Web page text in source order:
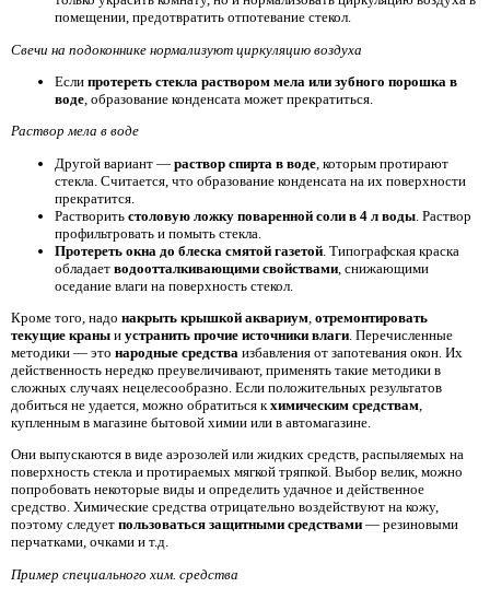
помещении, предотвратить отпотевание стекол.
Свечи на подоконнике нормализуют циркуляцию воздуха
Если протереть стекла раствором мела или зубного порошка в
воде, образование конденсата может прекратиться.
Раствор мела в воде
Другой вариант — раствор спирта в воде , которым протирают
стекла. Считается, что образование конденсата на их поверхности
прекратится.
Растворить столовую ложку поваренной соли в 4 л воды . Раствор
профильтровать и помыть стекла.
Протереть окна до блеска смятой газетой . Типографская краска
обладает водоотталкивающими свойствами , снижающими
оседание влаги на поверхность стекол.
Кроме того, надо накрыть крышкой аквариум отремонтировать
текущие краны и устранить прочие источники влаги . Перечисленные
методики — это народные средства избавления от запотевания окон. Их
действенность нередко преувеличивают, применять такие методики в
сложных случаях нецелесообразно. Если положительных результатов
добиться не удается, можно обратиться к химическим средствам
купленным в магазине бытовой химии или в автомагазине.
Они выпускаются в виде аэрозолей или жидких средств, распыляемых на
поверхность стекла и протираемых мягкой тряпкой. Выбор велик, можно
попробовать некоторые виды и определить удачное и действенное
средство. Химические средства отрицательно воздействуют на кожу,
поэтому следует пользоваться защитными средствами — резиновыми
перчатками, очками и т.д.
Пример специального хим. средства